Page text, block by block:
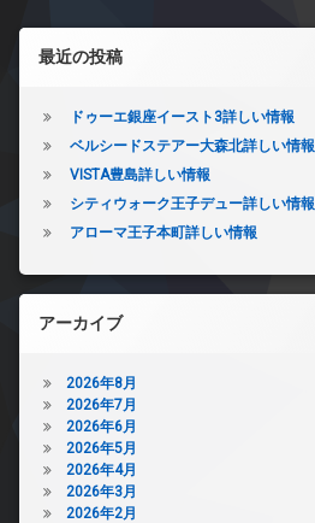
左サイドバー
最近の投稿
ドゥーエ銀座イースト3詳しい情報
ベルシードステアー大森北詳しい情報
VISTA豊島詳しい情報
シティウォーク王子デュー詳しい情報
アローマ王子本町詳しい情報
アーカイブ
2026年8月
2026年7月
2026年6月
2026年5月
2026年4月
2026年3月
2026年2月